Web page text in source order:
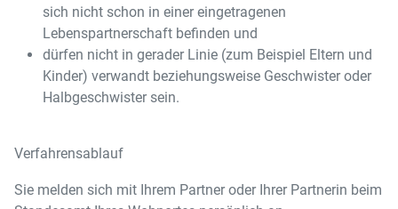
sich nicht schon in einer eingetragenen
Lebenspartnerschaft befinden und
dürfen nicht in gerader Linie (zum Beispiel Eltern und
Kinder) verwandt beziehungsweise Geschwister oder
Halbgeschwister sein.
Verfahrensablauf
Sie melden sich mit Ihrem Partner oder Ihrer Partnerin beim